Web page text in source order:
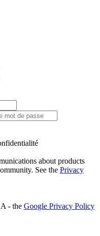
about products
See the Privacy
- the Google Privacy Policy